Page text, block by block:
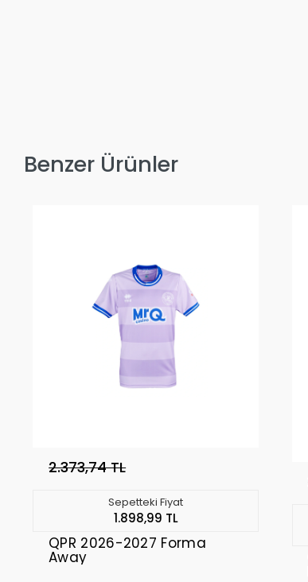
Benzer Ürünler
2.373,74 TL
Sepetteki Fiyat
1.898,99 TL
QPR 2026-2027 Forma
Away